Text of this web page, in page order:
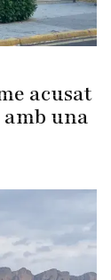
acusat
una